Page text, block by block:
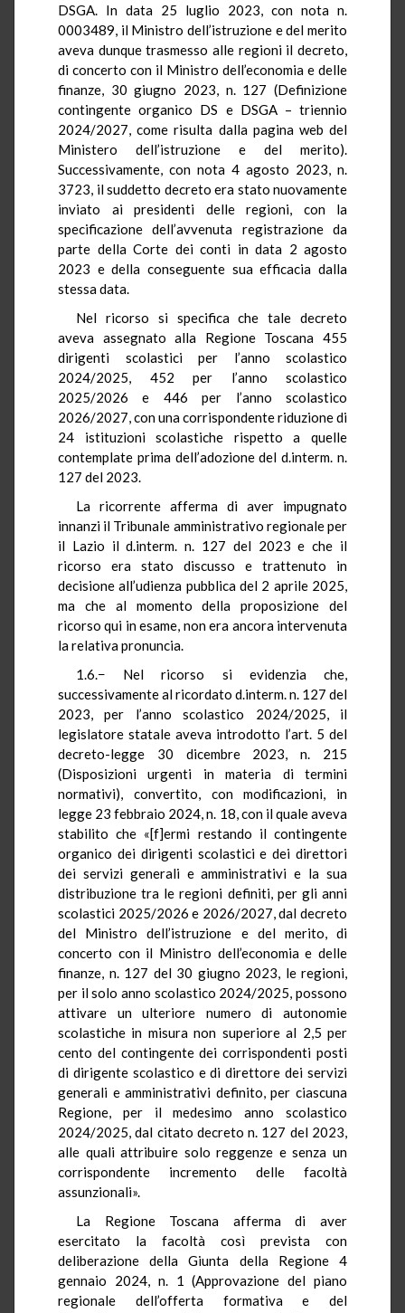
DSGA. In data 25 luglio 2023, con nota n.
0003489, il Ministro dell’istruzione e del merito
aveva dunque trasmesso alle regioni il decreto,
di concerto con il Ministro dell’economia e delle
finanze, 30 giugno 2023, n. 127 (Definizione
contingente organico DS e DSGA – triennio
2024/2027, come risulta dalla pagina web del
Ministero dell’istruzione e del merito).
Successivamente, con nota 4 agosto 2023, n.
3723, il suddetto decreto era stato nuovamente
inviato ai presidenti delle regioni, con la
specificazione dell’avvenuta registrazione da
parte della Corte dei conti in data 2 agosto
2023 e della conseguente sua efficacia dalla
stessa data.
Nel ricorso si specifica che tale decreto
aveva assegnato alla Regione Toscana 455
dirigenti scolastici per l’anno scolastico
2024/2025, 452 per l’anno scolastico
2025/2026 e 446 per l’anno scolastico
2026/2027, con una corrispondente riduzione di
24 istituzioni scolastiche rispetto a quelle
contemplate prima dell’adozione del d.interm. n.
127 del 2023.
La ricorrente afferma di aver impugnato
innanzi il Tribunale amministrativo regionale per
il Lazio il d.interm. n. 127 del 2023 e che il
ricorso era stato discusso e trattenuto in
decisione all’udienza pubblica del 2 aprile 2025,
ma che al momento della proposizione del
ricorso qui in esame, non era ancora intervenuta
la relativa pronuncia.
1.6.− Nel ricorso si evidenzia che,
successivamente al ricordato d.interm. n. 127 del
2023, per l’anno scolastico 2024/2025, il
legislatore statale aveva introdotto l’art. 5 del
decreto-legge 30 dicembre 2023, n. 215
(Disposizioni urgenti in materia di termini
normativi), convertito, con modificazioni, in
legge 23 febbraio 2024, n. 18, con il quale aveva
stabilito che «[f]ermi restando il contingente
organico dei dirigenti scolastici e dei direttori
dei servizi generali e amministrativi e la sua
distribuzione tra le regioni definiti, per gli anni
scolastici 2025/2026 e 2026/2027, dal decreto
del Ministro dell’istruzione e del merito, di
concerto con il Ministro dell’economia e delle
finanze, n. 127 del 30 giugno 2023, le regioni,
per il solo anno scolastico 2024/2025, possono
attivare un ulteriore numero di autonomie
scolastiche in misura non superiore al 2,5 per
cento del contingente dei corrispondenti posti
di dirigente scolastico e di direttore dei servizi
generali e amministrativi definito, per ciascuna
Regione, per il medesimo anno scolastico
2024/2025, dal citato decreto n. 127 del 2023,
alle quali attribuire solo reggenze e senza un
corrispondente incremento delle facoltà
assunzionali».
La Regione Toscana afferma di aver
esercitato la facoltà così prevista con
deliberazione della Giunta della Regione 4
gennaio 2024, n. 1 (Approvazione del piano
regionale dell’offerta formativa e del